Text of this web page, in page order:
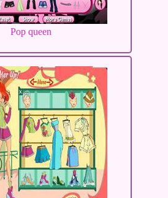
Pop queen